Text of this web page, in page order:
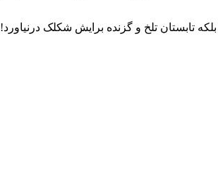
تابستان تلخ و گزنده برایش شکلک درنیاورد!